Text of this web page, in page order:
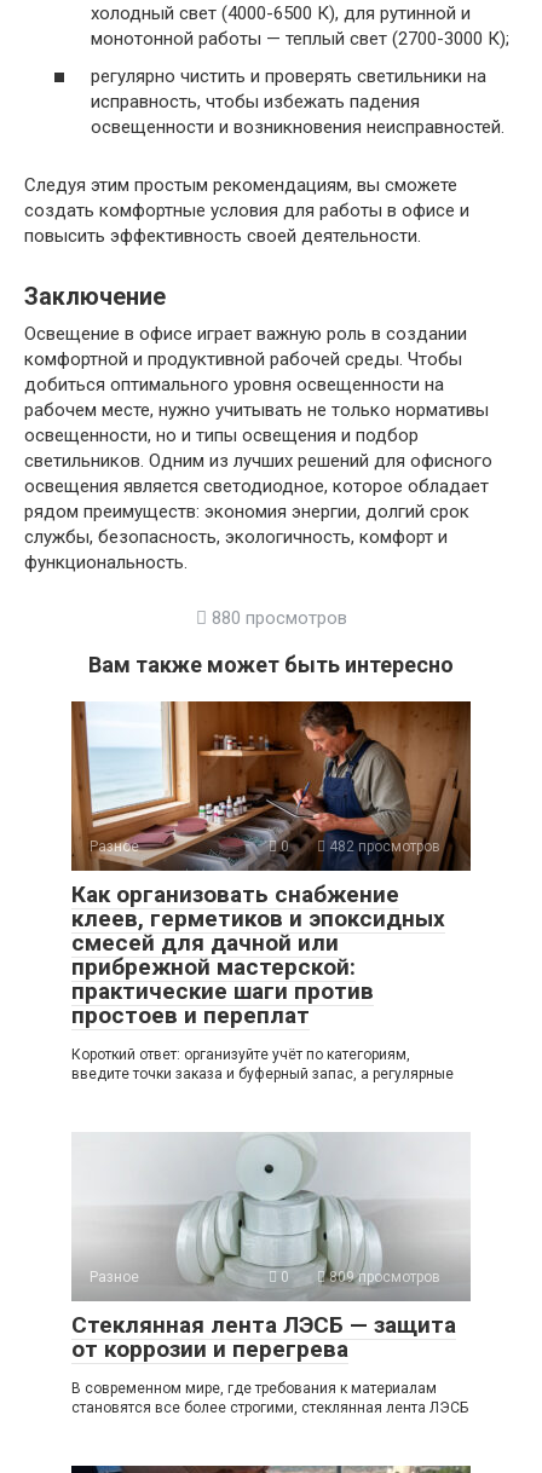
холодный свет (4000-6500 К), для рутинной и
монотонной работы — теплый свет (2700-3000 К);
регулярно чистить и проверять светильники на
исправность, чтобы избежать падения
освещенности и возникновения неисправностей.
Следуя этим простым рекомендациям, вы сможете
создать комфортные условия для работы в офисе и
повысить эффективность своей деятельности.
Заключение
Освещение в офисе играет важную роль в создании
комфортной и продуктивной рабочей среды. Чтобы
добиться оптимального уровня освещенности на
рабочем месте, нужно учитывать не только нормативы
освещенности, но и типы освещения и подбор
светильников. Одним из лучших решений для офисного
освещения является светодиодное, которое обладает
рядом преимуществ: экономия энергии, долгий срок
службы, безопасность, экологичность, комфорт и
функциональность.
880 просмотров
Вам также может быть интересно
Разное 0 482 просмотров
Как организовать снабжение
клеев, герметиков и эпоксидных
смесей для дачной или
прибрежной мастерской:
практические шаги против
простоев и переплат
Короткий ответ: организуйте учёт по категориям,
введите точки заказа и буферный запас, а регулярные
Разное 0 809 просмотров
Стеклянная лента ЛЭСБ — защита
от коррозии и перегрева
В современном мире, где требования к материалам
становятся все более строгими, стеклянная лента ЛЭСБ